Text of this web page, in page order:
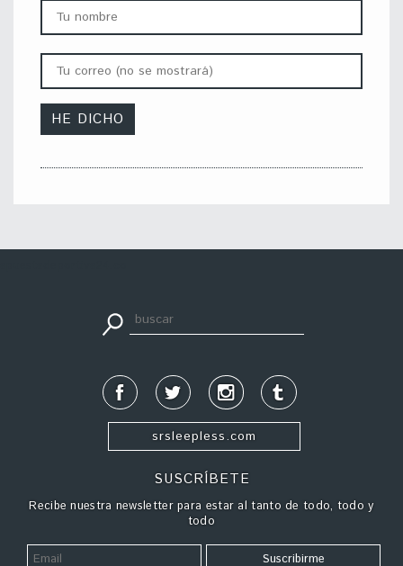
srsleepless.com
SUSCRÍBETE
Recibe nuestra newsletter para estar al tanto de todo, todo y
todo